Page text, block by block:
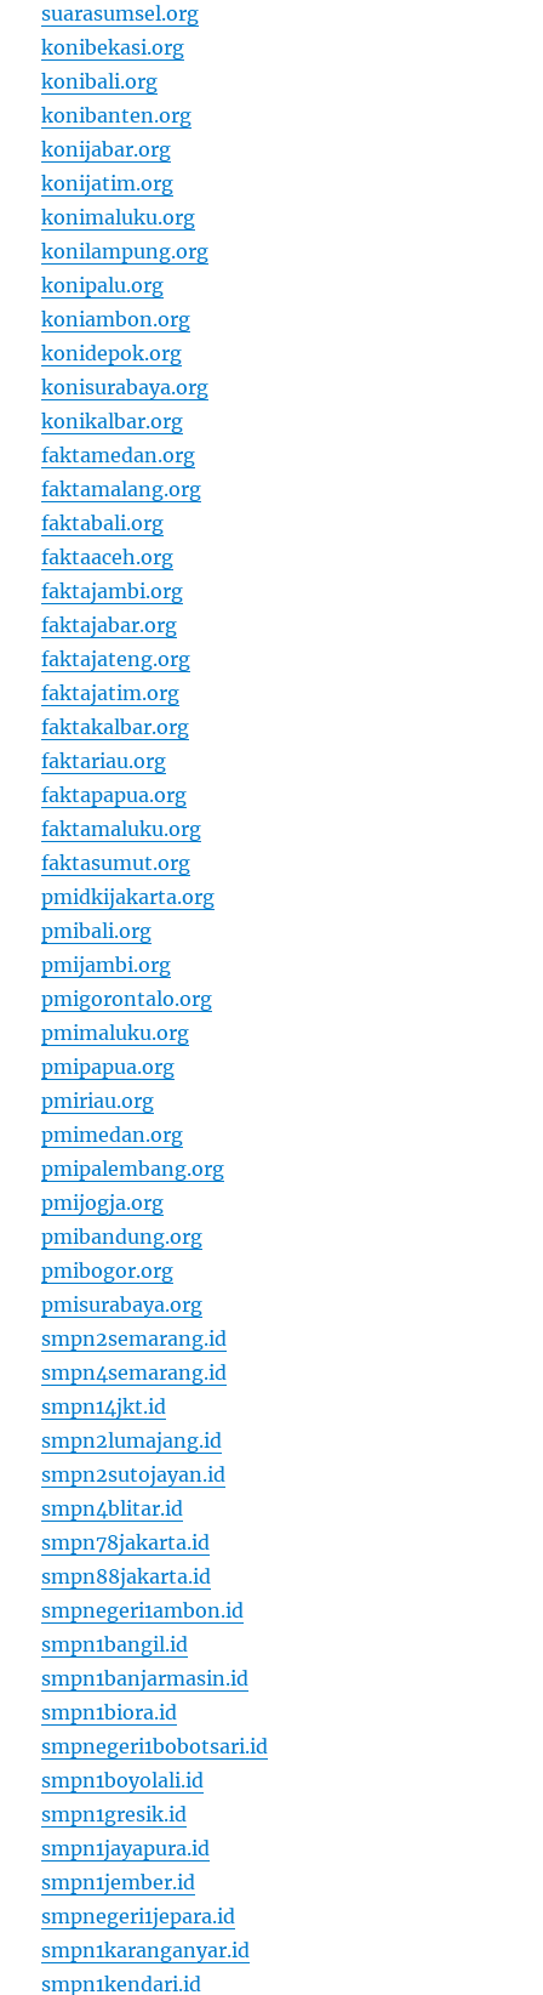
suarasumsel.org
konibekasi.org
konibali.org
konibanten.org
konijabar.org
konijatim.org
konimaluku.org
konilampung.org
konipalu.org
koniambon.org
konidepok.org
konisurabaya.org
konikalbar.org
faktamedan.org
faktamalang.org
faktabali.org
faktaaceh.org
faktajambi.org
faktajabar.org
faktajateng.org
faktajatim.org
faktakalbar.org
faktariau.org
faktapapua.org
faktamaluku.org
faktasumut.org
pmidkijakarta.org
pmibali.org
pmijambi.org
pmigorontalo.org
pmimaluku.org
pmipapua.org
pmiriau.org
pmimedan.org
pmipalembang.org
pmijogja.org
pmibandung.org
pmibogor.org
pmisurabaya.org
smpn2semarang.id
smpn4semarang.id
smpn14jkt.id
smpn2lumajang.id
smpn2sutojayan.id
smpn4blitar.id
smpn78jakarta.id
smpn88jakarta.id
smpnegeri1ambon.id
smpn1bangil.id
smpn1banjarmasin.id
smpn1biora.id
smpnegeri1bobotsari.id
smpn1boyolali.id
smpn1gresik.id
smpn1jayapura.id
smpn1jember.id
smpnegeri1jepara.id
smpn1karanganyar.id
smpn1kendari.id